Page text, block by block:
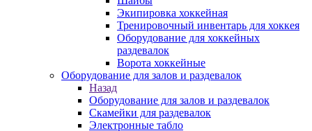
Экипировка хоккейная
Тренировочный инвентарь для хоккея
Оборудование для хоккейных
раздевалок
Ворота хоккейные
Оборудование для залов и раздевалок
Назад
Оборудование для залов и раздевалок
Скамейки для раздевалок
Электронные табло